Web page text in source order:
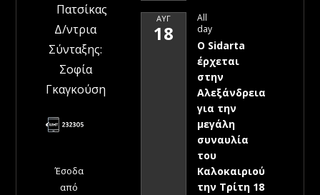
Πατσίκας
Δ/ντρια
Σύνταξης:
Σοφία
Γκαγκούση
Έσοδα
από
ΑΥΓ
18
All
day
Ο Sidarta
έρχεται
στην
Αλεξάνδρεια
για την
μεγάλη
συναυλία
του
Καλοκαιριού
την Τρίτη 18